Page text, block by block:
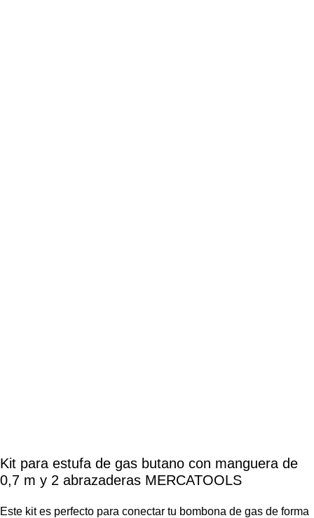
Kit para estufa de gas butano con manguera de
0,7 m y 2 abrazaderas MERCATOOLS
Este kit es perfecto para conectar tu bombona de gas de forma